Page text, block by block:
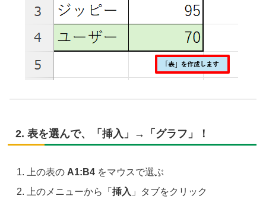
2. 表を選んで、「挿入」→「グラフ」！
上の表の A1:B4 をマウスで選ぶ
上のメニューから「挿入 」タブをクリック